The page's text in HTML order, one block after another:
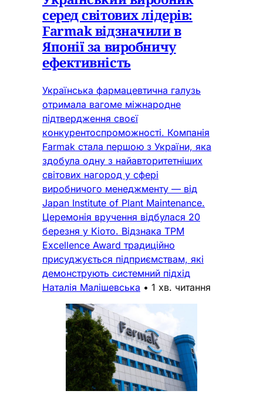
серед світових лідерів:
Farmak відзначили в
Японії за виробничу
ефективність
Українська фармацевтична галузь
отримала вагоме міжнародне
підтвердження своєї
конкурентоспроможності. Компанія
Farmak стала першою з України, яка
здобула одну з найавторитетніших
світових нагород у сфері
виробничого менеджменту — від
Japan Institute of Plant Maintenance.
Церемонія вручення відбулася 20
березня у Кіото. Відзнака TPM
Excellence Award традиційно
присуджується підприємствам, які
демонструють системний підхід
Наталія Малішевська • 1 хв. читання